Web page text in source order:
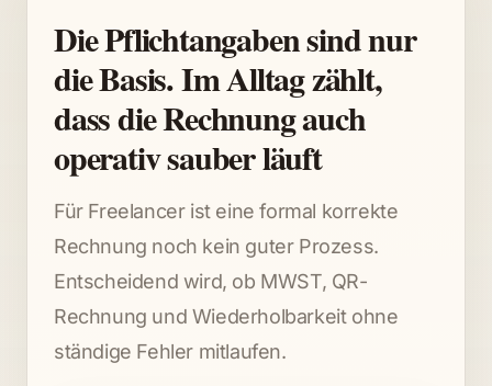
Die Pflichtangaben sind nur
die Basis. Im Alltag zählt,
dass die Rechnung auch
operativ sauber läuft
Für Freelancer ist eine formal korrekte
Rechnung noch kein guter Prozess.
Entscheidend wird, ob MWST, QR-
Rechnung und Wiederholbarkeit ohne
ständige Fehler mitlaufen.